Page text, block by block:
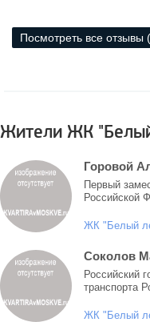
Посмотреть все отзывы
Жители ЖК
Горовой
Первый
Российской
ЖК "Белый
Соколов
Российский
транспорта
ЖК "Белый